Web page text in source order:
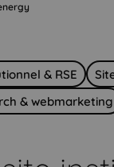
& RSE
& webmarketing